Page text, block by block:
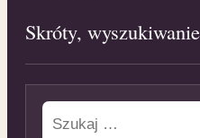
Skróty,
Szukaj: